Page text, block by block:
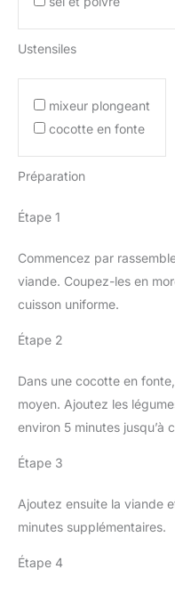
Ustensiles
mixeur plongeant
cocotte en fonte
Préparation
Étape 1
Commencez par
viande. Coupez-les en
cuisson uniforme.
Étape 2
Dans une cocotte en
moyen. Ajoutez les
environ 5 minutes jusqu’à
Étape 3
Ajoutez ensuite la viande
minutes supplémentaires.
Étape 4